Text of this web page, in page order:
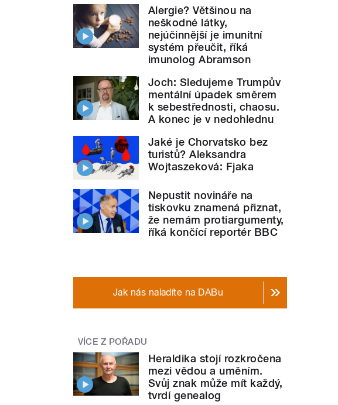
Alergie? Většinou na
neškodné látky,
nejúčinnější je imunitní
systém přeučit, říká
imunolog Abramson
Joch: Sledujeme Trumpův
mentální úpadek směrem
k sebestřednosti, chaosu.
A konec je v nedohlednu
Jaké je Chorvatsko bez
turistů? Aleksandra
Wojtaszeková: Fjaka
Nepustit novináře na
tiskovku znamená přiznat,
že nemám protiargumenty,
říká končící reportér BBC
Jak nás naladíte na DABu
VÍCE Z POŘADU
Heraldika stojí rozkročena
mezi vědou a uměním.
Svůj znak může mít každý,
tvrdí genealog